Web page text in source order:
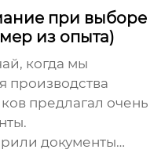
при выборе
из опыта)
когда мы
производства
предлагал очень
документы…